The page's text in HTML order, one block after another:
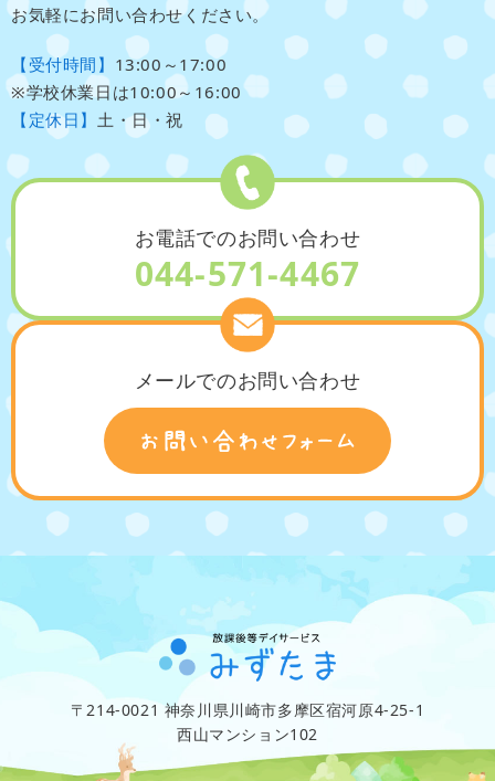
お気軽にお問い合わせください。
【受付時間】 13:00～17:00
※学校休業日は10:00～16:00
【定休日】 土・日・祝
お電話でのお問い合わせ
044-571-4467
メールでのお問い合わせ
〒214-0021 神奈川県川崎市多摩区宿河原4-25-1
西山マンション102